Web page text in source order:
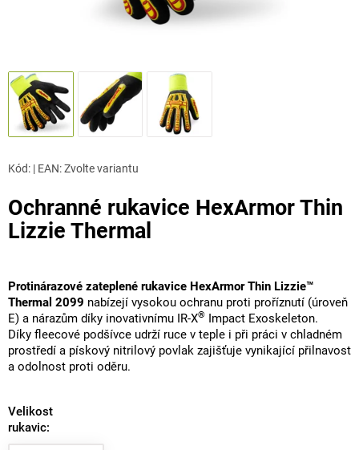
Ochranné rukavice HexArmor Thin
Lizzie Thermal
Kód: | EAN:Zvolte variantu
Protinárazové zateplené rukavice HexArmor Thin Lizzie™
Thermal 2099 nabízejí vysokou ochranu proti proříznutí (úroveň
E) a nárazům díky inovativnímu IR-X®
Impact Exoskeleton.
Díky fleecové podšívce udrží ruce v teple i při práci v chladném
prostředí a pískový nitrilový povlak zajišťuje vynikající přilnavost
a odolnost proti oděru.
Velikost
rukavic: